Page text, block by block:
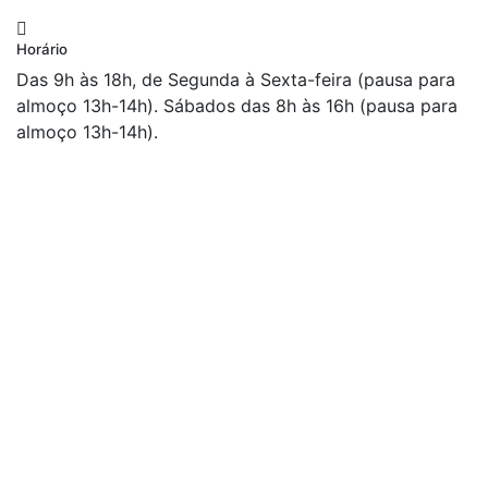
Horário
Das 9h às 18h, de Segunda à Sexta-feira (pausa para
almoço 13h-14h). Sábados das 8h às 16h (pausa para
almoço 13h-14h).